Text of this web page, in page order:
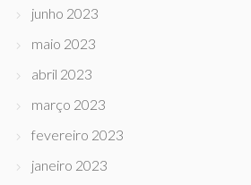
junho 2023
maio 2023
abril 2023
março 2023
fevereiro 2023
janeiro 2023